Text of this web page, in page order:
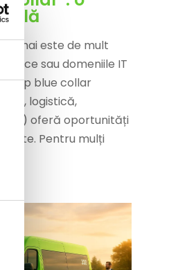
mai este de mult
sau domeniile IT
tip blue collar
logistică,
oferă oportunități
Pentru mulți